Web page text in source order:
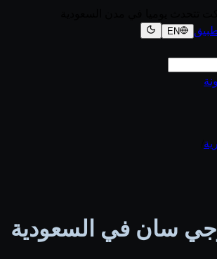
EN
سان في السعودية